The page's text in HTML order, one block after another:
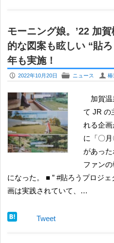
モーニング娘。’22 加
的な図案も眩しい “貼
年も実施！
P 2022年10月20日 F ニュース U 椿
加賀温泉郷の観光キャンペーンとし
て JR の
れる企
に「〇
があっ
ファン
になった。 ■ ” #貼ろうプロジ
画は実践されていて、…
Tweet